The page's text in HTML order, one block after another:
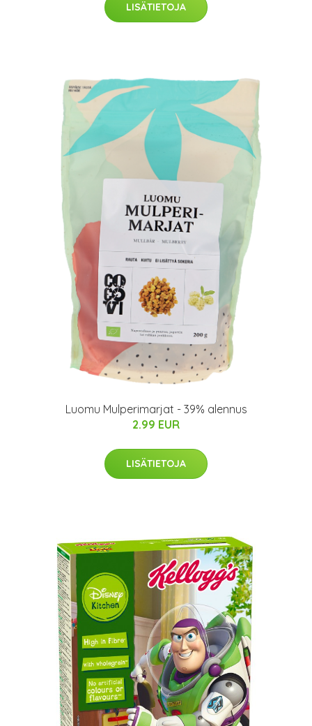
LISÄTIETOJA
Luomu Mulperimarjat - 39% alennus
2.99 EUR
LISÄTIETOJA